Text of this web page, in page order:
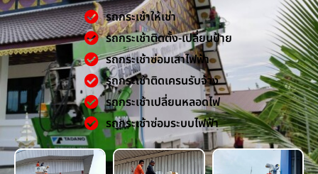
รถกระเช้าให้เช่า
รถกระเช้าติดตั้ง-เปลี่ยนป้าย
รถกระเช้าซ่อมเสาไฟฟ้า
รถกระเช้าติดเครนรับจ้าง
รถกระเช้าเปลี่ยนหลอดไฟ
รถกระเช้าซ่อมระบบไฟฟ้า